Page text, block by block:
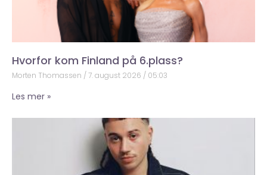
Hvorfor kom Finland på 6.plass?
Morten Thomassen 7. august 2026 05:03
Les mer »